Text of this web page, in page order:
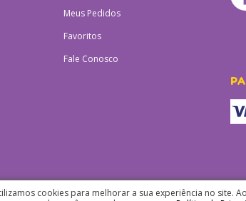
Meus Pedidos
Favoritos
Fale Conosco
cookies para melhorar a sua experiência no site.